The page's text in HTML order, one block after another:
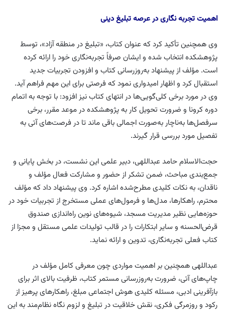
اهمیت تجربه نگاری در عرصه تبلیغ دینی
وی همچنین تأکید کرد که عنوان کتاب، «تبلیغ در منطقه آزاد»، توسط
پژوهشکده انتخاب شده و ایشان صرفاً تجربه‌نگاری خود را ارائه کرده
است. مؤلف از پیشنهاد به‌روزرسانی کتاب و افزودن تجربیات جدید
استقبال کرد و اظهار امیدواری نمود که فرصتی برای این مهم فراهم آید.
وی در مورد برخی کلی‌گویی‌ها در انتهای کتاب نیز افزود: با توجه به اتمام
دوره کرونا و ضرورت تحویل کار به پژوهشکده در موعد مقرر، برخی
سرفصل‌ها به‌ناچار به‌صورت اجمالی باقی ماند تا در فرصت‌های آتی به
تفصیل مورد بررسی قرار گیرند.
حجت‌الاسلام حامد عبداللهی، دبیر علمی این نشست، در بخش پایانی و
جمع‌بندی مباحث، ضمن تشکر از حضور و مشارکت فعال مؤلف و
ناقدان، به نکات کلیدی مطرح‌شده اشاره کرد. وی پیشنهاد داد که مؤلف
محترم، راهکارها، مدل‌ها و فرمول‌های عملی مستخرج از تجربیات خود در
حوزه‌هایی نظیر مدیریت مسجد، شیوه‌های نوین راه‌اندازی صندوق
قرض‌الحسنه و سایر ابتکارات را در قالب تولیدات علمی مستقل و مجزا از
کتاب فعلی تجربه‌نگاری، تدوین و ارائه نماید.
عبداللهی همچنین بر اهمیت مواردی چون معرفی کامل مؤلف در
چاپ‌های آتی، ضرورت به‌روزرسانی مستمر کتاب، ظرفیت بالای اثر برای
بازآفرینی ادبی، مسئله کلیدی هوش اجتماعی مبلغ، راهکارهای پرهیز از
رکود و روزمرگی فکری، نقش خلاقیت در تبلیغ و لزوم نگاه نظام‌مند به این